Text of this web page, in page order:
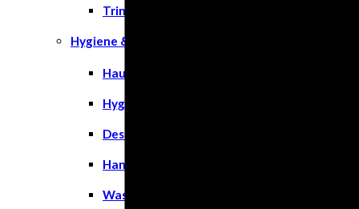
Trinknahrung
Hygiene & Pflege
Hausapotheke
Hygieneartikel
Desinfektion
Handschuhe
Waschlotion